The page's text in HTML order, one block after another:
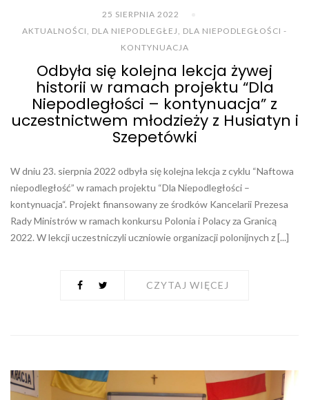
25 SIERPNIA 2022
AKTUALNOŚCI
DLA NIEPODLEGŁEJ
DLA NIEPODLEGŁOŚCI -
KONTYNUACJA
Odbyła się kolejna lekcja żywej
historii w ramach projektu “Dla
Niepodległości – kontynuacja” z
uczestnictwem młodzieży z Husiatyn i
Szepetówki
W dniu 23. sierpnia 2022 odbyła się kolejna lekcja z cyklu “Naftowa
niepodległość” w ramach projektu “Dla Niepodległości –
kontynuacja“. Projekt finansowany ze środków Kancelarii Prezesa
Rady Ministrów w ramach konkursu Polonia i Polacy za Granicą
2022. W lekcji uczestniczyli uczniowie organizacji polonijnych z [...]
CZYTAJ WIĘCEJ